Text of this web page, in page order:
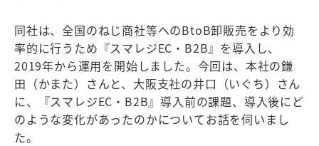
同社は、全国のねじ商社等へのBtoB卸販売をより効
率的に行うため『スマレジEC・B2B』を導入し、
2019年から運用を開始しました。今回は、本社の鎌
田（かまた）さんと、大阪支社の井口（いぐち）さん
に、『スマレジEC・B2B』導入前の課題、導入後にど
のような変化があったのかについてお話を伺いまし
た。